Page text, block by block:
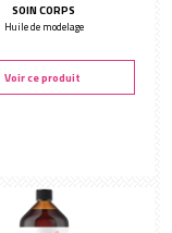
SOIN CORPS
Huile de modelage
Voir ce produit